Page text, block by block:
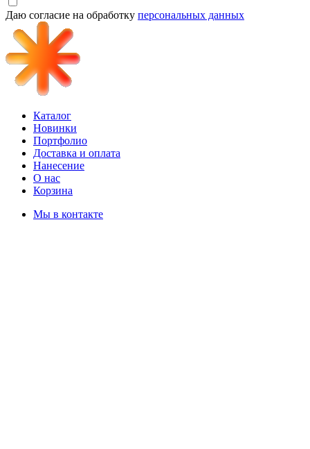
Даю согласие на обработку персональных данных
Каталог
Новинки
Портфолио
Доставка и оплата
Нанесение
О нас
Корзина
Мы в контакте